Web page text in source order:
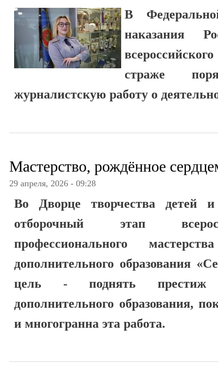
В
наказания
страже
журналистскую работу о
Мастерство, рождённое
29 апреля, 2026 - 09:28
Во Дворце творчества детей
отборочный этап
профессионального
дополнительного образования
цель - поднять престиж
дополнительного образования,
и многогранна эта работа.